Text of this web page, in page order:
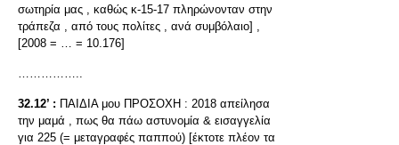
σωτηρία μας , καθώς κ-15-17 πληρώνονταν στην
τράπεζα , από τους πολίτες , ανά συμβόλαιο] ,
[2008 = … = 10.176]
……………..
32.12’ : ΠΑΙΔΙΑ μου ΠΡΟΣΟΧΗ : 2018 απείλησα
την μαμά , πως θα πάω αστυνομία & εισαγγελία
για 225 (= μεταγραφές παππού) [έκτοτε πλέον τα